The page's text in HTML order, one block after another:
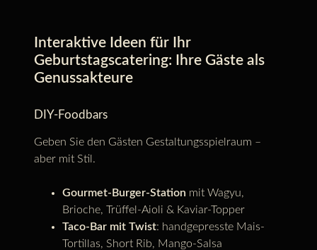
Interaktive Ideen für Ihr
Geburtstagscatering: Ihre Gäste als
Genussakteure
DIY-Foodbars
Geben Sie den Gästen Gestaltungsspielraum –
aber mit Stil.
Gourmet-Burger-Station mit Wagyu,
Brioche, Trüffel-Aioli & Kaviar-Topper
Taco-Bar mit Twist: handgepresste Mais-
Tortillas, Short Rib, Mango-Salsa